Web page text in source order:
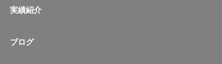
実績紹介
ブログ